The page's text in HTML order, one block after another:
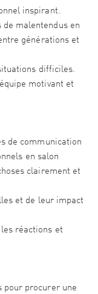
inspirant.
malentendus en
générations et
difficiles.
motivant et
de communication
en salon
clairement et
et de leur impact
réactions et
pour procurer une